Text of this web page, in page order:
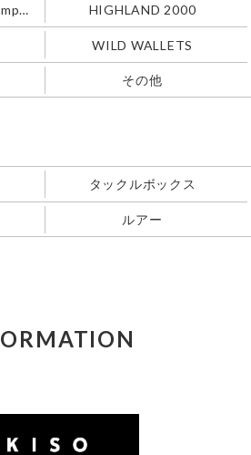
Binghamton Knitting Company HIGHLAND 2000
WILD WALLETS
その他
タックルボックス
ルアー